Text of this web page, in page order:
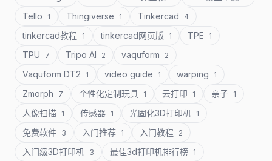
Tello 1 Thingiverse 1 Tinkercad 4
tinkercad教程 1 tinkercad网页版 1 TPE 1
TPU 7 Tripo AI 2 vaquform 2
Vaquform DT2 1 video guide 1 warping 1
Zmorph 7 个性化定制玩具 1 云打印 1 亲子 1
人像扫描 1 传感器 1 光固化3D打印机 1
免费软件 3 入门推荐 1 入门教程 2
入门级3D打印机 3 最佳3d打印机排行榜 1